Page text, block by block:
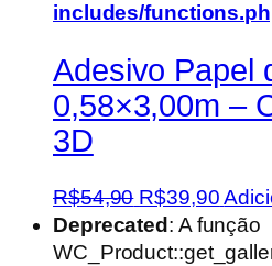
includes/
Adesivo Papel
0,58×3,00m –
3D
R$54,90 O
preço
original
R$39,90O
preço
atual
Deprecated : A função